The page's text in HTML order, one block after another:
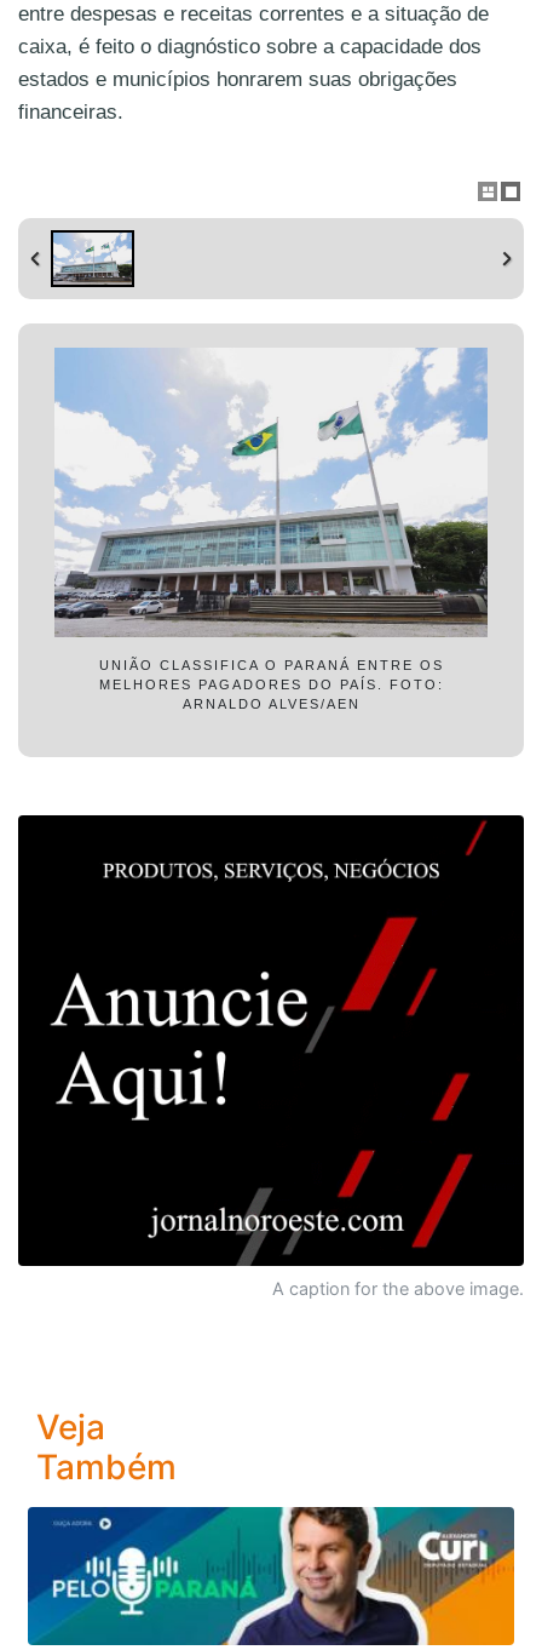
entre despesas e receitas correntes e a situação de
caixa, é feito o diagnóstico sobre a capacidade dos
estados e municípios honrarem suas obrigações
financeiras.
UNIÃO CLASSIFICA O PARANÁ ENTRE OS
MELHORES PAGADORES DO PAÍS. FOTO:
ARNALDO ALVES/AEN
A caption for the above image.
Veja
Também